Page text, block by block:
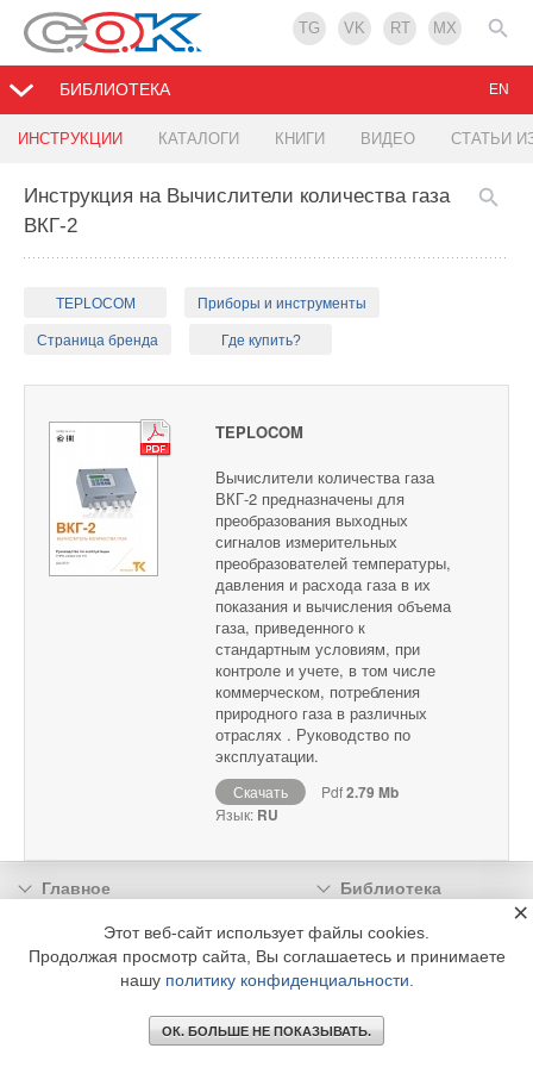
TG VK RT MX
БИБЛИОТЕКА
ИНСТРУКЦИИ КАТАЛОГИ КНИГИ ВИДЕО СТАТЬИ
EN
Инструкция на Вычислители количества газа
ВКГ-2
TEPLOCOM Приборы и инструменты
Страница бренда Где купить?
TEPLOCOM
Вычислители количества газа
ВКГ-2 предназначены для
преобразования выходных
сигналов измерительных
преобразователей температуры,
давления и расхода газа в их
показания и вычисления объема
газа, приведенного к
стандартным условиям, при
контроле и учете, в том числе
коммерческом, потребления
природного газа в различных
отраслях . Руководство по
эксплуатации.
Скачать Pdf2.79 Mb
Язык: RU
Главное
Библиотека
Подписка
Реклама
Информация
Этот веб-сайт использует файлы cookies.
Продолжая просмотр сайта, Вы соглашаетесь и принимаете
нашу политику конфиденциальности
ОК. БОЛЬШЕ НЕ ПОКАЗЫВАТЬ.
×